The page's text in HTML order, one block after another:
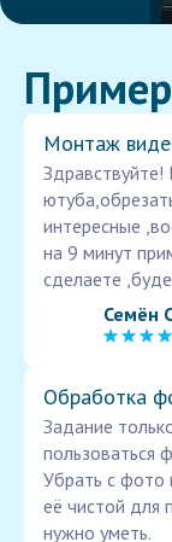
Монтаж
интересные
на 9 минут
сделаете
Семён
Обработка
Задание
пользоваться
Убрать с фото
её чистой для
нужно уметь.